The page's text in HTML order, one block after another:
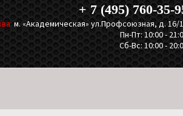
+ 7 (495) 760-35-
м. «Академическая» ул.Профсоюзная, д. 16/
Пн-Пт: 10:00 -
Сб-Вс: 10:00 -